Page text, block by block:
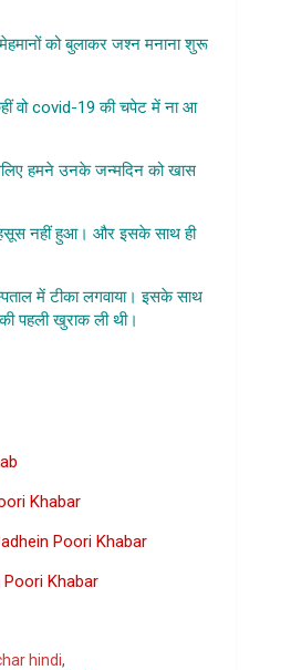
मेहमानों को बुलाकर जश्न मनाना शुरू
वो covid-19 की चपेट में ना आ
हमने उनके जन्मदिन को खास
नहीं हुआ। और इसके साथ ही
में टीका लगवाया। इसके साथ
पहली खुराक ली थी।
Khabar
Poori Khabar
Poori Khabar
hindi,